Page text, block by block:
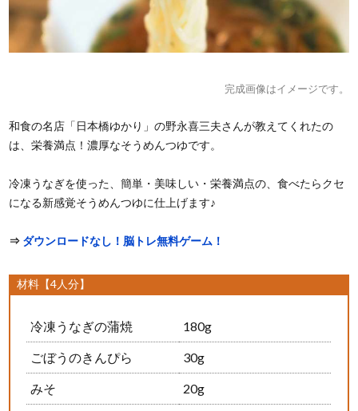
完成画像はイメージです。
和食の名店「日本橋ゆかり」の野永喜三夫さんが教えてくれたの
は、栄養満点！濃厚なそうめんつゆです。
冷凍うなぎを使った、簡単・美味しい・栄養満点の、食べたらクセ
になる新感覚そうめんつゆに仕上げます♪
⇒ ダウンロードなし！脳トレ無料ゲーム！
材料【4人分】
冷凍うなぎの蒲焼 180g
ごぼうのきんぴら 30g
みそ 20g